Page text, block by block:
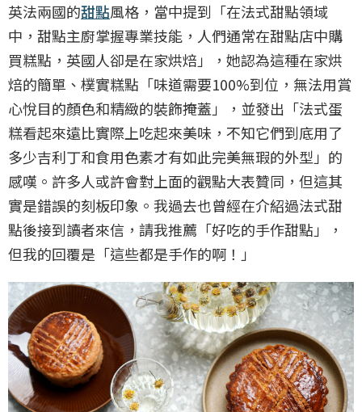
英法兩國的甜點風格，當中提到「在法式甜點領域
中，甜點主廚掌握專業技能，人們通常在甜點店中購
買糕點，英國人卻是在家烘焙」，她認為這種在家烘
焙的簡單、樸實糕點「味道需要100%到位，無法用賞
心悅目的顏色和精緻的裝飾掩蓋」，並發出「法式蛋
糕看起來遠比實際上吃起來美味，不知它們到底用了
多少吉利丁和食用色素才有如此完美無瑕的外型」的
感嘆。許多人或許會對上面的觀點大表贊同，但這其
實是錯誤的刻板印象。我過去也曾經在介紹過法式甜
點後接到讀者來信，請我推薦「好吃的手作甜點」，
但我的回覆是「這些都是手作的啊！」